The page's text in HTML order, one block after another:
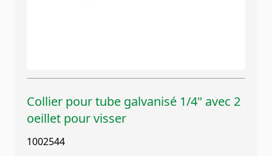
Collier pour tube galvanisé 1/4" avec 2
oeillet pour visser
1002544